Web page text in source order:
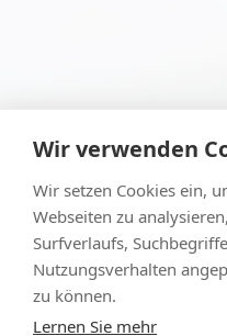
Wir verwenden
Wir setzen Cookies ein,
Webseiten zu
Surfverlaufs,
Nutzungsverhalten
zu können.
Lernen Sie mehr